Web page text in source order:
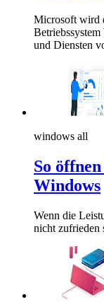
Microsoft wird
und Diensten
windows all
So
Windows
Wenn die
nicht zufrieden